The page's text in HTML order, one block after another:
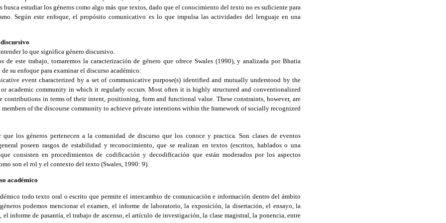
busca estudiar los géneros como algo más que textos, dado que el conocimiento del texto no es suficiente para
Según este enfoque, el propósito comunicativo es lo que impulsa las actividades del lenguaje en una
lo que significa género discursivo.
de este trabajo, tomaremos la caracterización de género que ofrece Swales (1990), y analizada por Bhatia
su enfoque para examinar el discurso académico:
event characterized by a set of communicative purpose(s) identified and mutually understood by the
or academic community in which it regularly occurs. Most often it is highly structured and conventionalized
contributions in terms of their intent, positioning, form and functional value. These constraints, however, are
of the discourse community to achieve private intentions within the framework of socially recognized
que los géneros pertenecen a la comunidad de discurso que los conoce y practica. Son clases de eventos
poseen rasgos de estabilidad y reconocimiento, que se realizan en textos (escritos, hablados o una
consisten en procedimientos de codificación y decodificación que están moderados por los aspectos
son el rol y el contexto del texto (Swales, 1990: 9).
académico
todo texto oral o escrito que permite el intercambio de comunicación e información dentro del ámbito
podemos mencionar el examen, el informe de laboratorio, la exposición, la disertación, el ensayo, la
el informe de pasantía, el trabajo de ascenso, el artículo de investigación, la clase magistral, la ponencia, entre